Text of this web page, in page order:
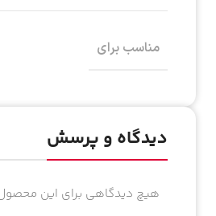
مناسب برای
دیدگاه و پرسش
هیچ دیدگاهی برای این